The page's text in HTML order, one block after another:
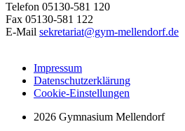
Telefon 05130-581 120
Fax 05130-581 122
E-Mail sekretariat@gym-mellendorf.de
Impressum
Datenschutzerklärung
Cookie-Einstellungen
2026 Gymnasium Mellendorf